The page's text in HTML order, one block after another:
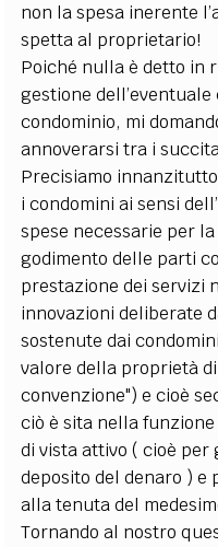
non la spesa inerente
spetta al proprietario!
Poiché nulla è detto in
gestione
condominio, mi
annoverarsi tra i
Precisiamo
i condomini ai sensi
spese necessarie per
godimento delle parti
prestazione dei servizi
innovazioni deliberate
sostenute dai
valore della proprietà
convenzione") e cioè
ciò è sita nella
di vista attivo ( cioè
deposito del denaro ) e
alla tenuta del
Tornando al nostro